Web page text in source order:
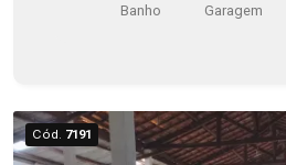
Banho Garagem
Cód. 7191